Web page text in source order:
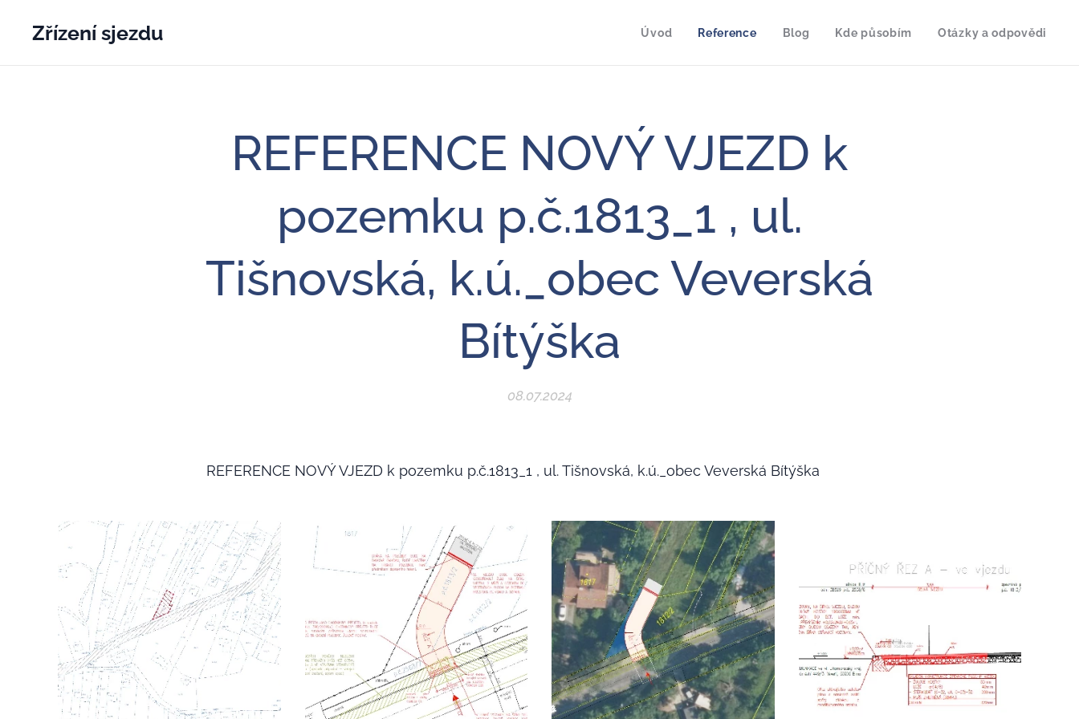
Zřízení sjezdu Úvod Reference Blog Kde působím Otázky a odpovědi
REFERENCE NOVÝ VJEZD k
pozemku p.č.1813_1 , ul.
Tišnovská, k.ú._obec Veverská
Bítýška
08.07.2024
REFERENCE NOVÝ VJEZD k pozemku p.č.1813_1 , ul. Tišnovská, k.ú._obec Veverská Bítýška